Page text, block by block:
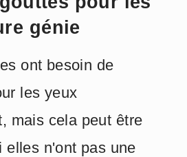
génie
ont besoin de
les yeux
mais cela peut être
elles n'ont pas une